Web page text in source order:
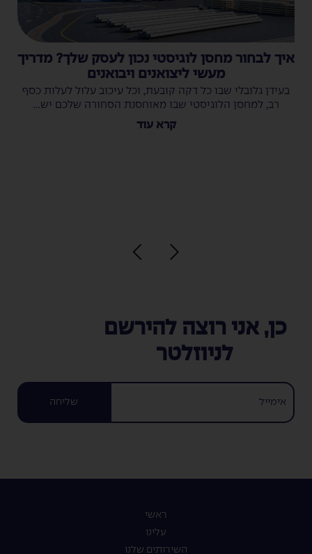
איך לבחור מחסן לוגיסטי נכון לעסק שלך? מדריך
מעשי ליצואנים ויבואנים
בעידן גלובלי שבו כל דקה קובעת, וכל עיכוב עלול לעלות כסף
רב, למחסן הלוגיסטי שבו מאוחסנת הסחורה שלכם יש...
קרא עוד
כן, אני רוצה להירשם
לניוזלטר
שליחה
ראשי
עלינו
השירותים שלנו